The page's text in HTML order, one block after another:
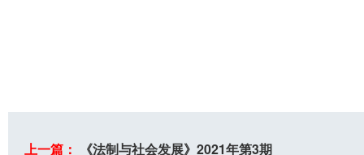
上一篇：
《法制与社会发展》2021年第3期